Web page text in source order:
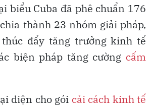
biểu Cuba đã phê chuẩn 176
thành 23 nhóm giải pháp,
đẩy tăng trưởng kinh tế
biện pháp tăng cường cấm
diện cho gói cải cách kinh tế